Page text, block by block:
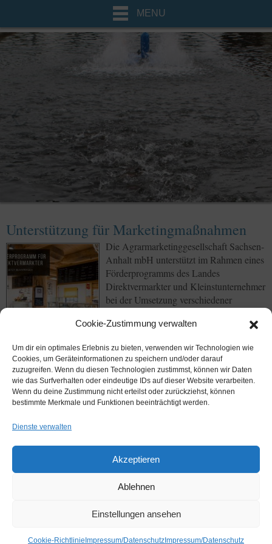
Cookie-Zustimmung verwalten
Um dir ein optimales Erlebnis zu bieten, verwenden wir Technologien wie
Cookies, um Geräteinformationen zu speichern und/oder darauf
zuzugreifen. Wenn du diesen Technologien zustimmst, können wir Daten
wie das Surfverhalten oder eindeutige IDs auf dieser Website verarbeiten.
Wenn du deine Zustimmung nicht erteilst oder zurückziehst, können
bestimmte Merkmale und Funktionen beeinträchtigt werden.
Dienste verwalten
Akzeptieren
Ablehnen
Einstellungen ansehen
Cookie-Richtlinie Impressum/Datenschutz Impressum/Datenschutz
MENU
Unterstützung für Marketingmaßnahmen
Die Agrarmarketinggesellschaft Sachsen-
Anhalt mbH unterstützt im Rahmen eines
Förderprogramms des Landes
Direktvermarkter und Kleinstunternehmer
bei der Umsetzung verschiedener
Weiterlesen→